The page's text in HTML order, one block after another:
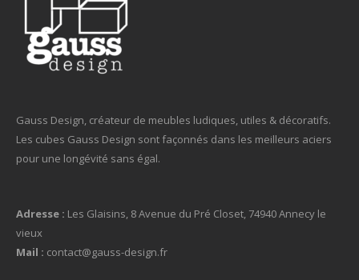
Gauss Design, créateur de meubles ludiques, utiles & décoratifs.
Les cubes Gauss Design sont façonnés dans les meilleurs aciers
pour une longévité sans égal.
Adresse : Les Glaisins, 8 Avenue du Pré Closet, 74940 Annecy le
vieux
Mail : contact@gauss-design.fr